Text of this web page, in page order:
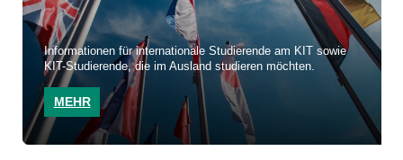
Informationen für internationale Studierende am KIT sowie
KIT-Studierende, die im Ausland studieren möchten.
MEHR